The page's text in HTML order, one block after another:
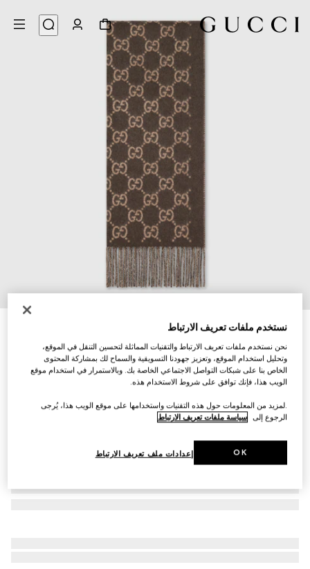
وشاح من الكشمير بنقش GG
تنويعاتبيج
نستخدم ملفات تعريف الارتباط
نحن نستخدم ملفات تعريف الارتباط والتقنيات المماثلة لتحسين التنقل في الموقع،
وتحليل استخدام الموقع، وتعزيز جهودنا التسويقية والسماح لك بمشاركة المحتوى
الخاص بنا على شبكات التواصل الاجتماعي الخاصة بك. وبالاستمرار في استخدام موقع
الويب هذا، فإنك توافق على شروط الاستخدام هذه.
.لمزيد من المعلومات حول هذه التقنيات واستخدامها على موقع الويب هذا، يُرجى
الرجوع إلى سياسة ملفات تعريف الارتباط
إعدادات ملف تعريف الارتباط OK